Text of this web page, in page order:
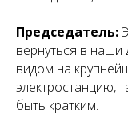
Председатель:
вернуться в наши
видом на
электростанцию,
быть кратким.